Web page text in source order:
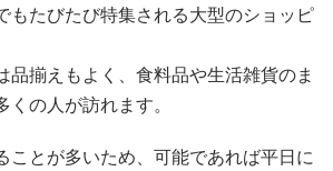
もたびたび特集される大型のショッピ
品揃えもよく、食料品や生活雑貨のま
の人が訪れます。
ことが多いため、可能であれば平日に